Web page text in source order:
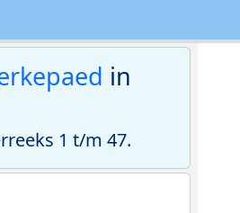
in
1 t/m 47.